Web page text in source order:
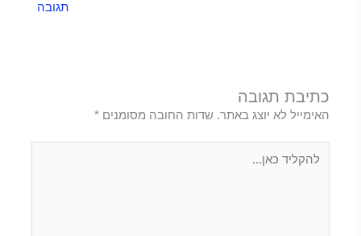
תגובה
כתיבת תגובה
האימייל לא יוצג באתר. שדות החובה מסומנים*
כאן...